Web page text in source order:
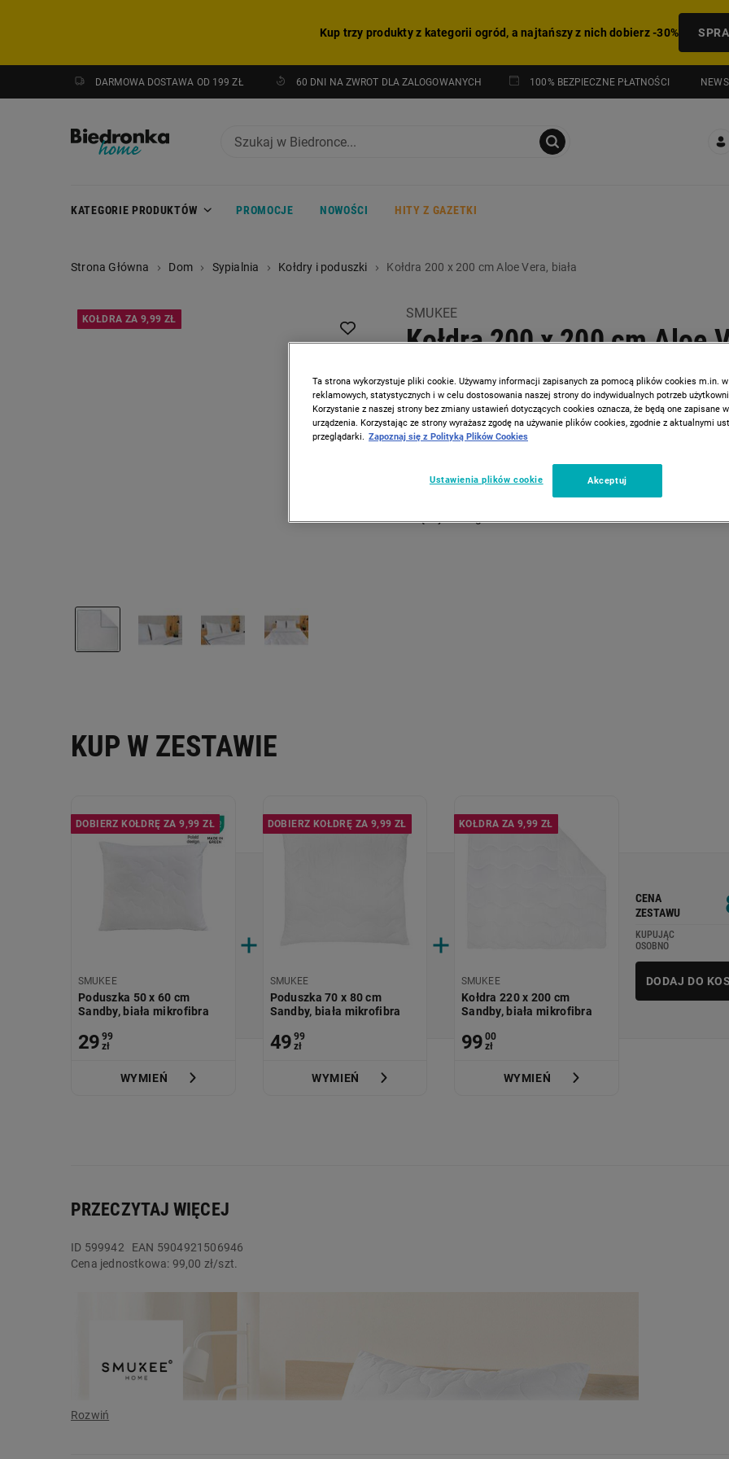
Kup trzy produkty z kategorii ogród, a najtańszy z nich dobierz -30%
DARMOWA DOSTAWA OD 199 ZŁ 60 DNI NA ZWROT DLA ZALOGOWANYCH 100% BEZPIECZNE PŁATNOŚCI
KATEGORIE PRODUKTÓW PROMOCJE NOWOŚCI HITY Z GAZETKI
Strona Główna Dom Sypialnia Kołdry i poduszki Kołdra 200 x 200 cm Aloe Vera, biała
KOŁDRA ZA 9,99 ZŁ SMUKEE
Kołdra 200 x 200 cm Aloe
biała
Kołdra Aloe Vera marki SMUKEE HOME będąca wyrobem
wymiarach 200 x 200 cm to propozycja, która sprawdzi się
KUP W ZESTAWIE
DOBIERZ KOŁDRĘ ZA 9,99 ZŁ
SMUKEE
Poduszka 50 x 60 cm
Sandby, biała mikrofibra
29 99
zł
WYMIEŃ
DOBIERZ KOŁDRĘ ZA 9,99 ZŁ
SMUKEE
Poduszka 70 x 80 cm
Sandby, biała mikrofibra
49 99
zł
WYMIEŃ
KOŁDRA ZA 9,99 ZŁ
SMUKEE
Kołdra 220 x 200 cm
Sandby, biała mikrofibra
99 00
zł
WYMIEŃ
CENA
ZESTAWU
KUPUJĄC
OSOBNO
DODAJ DO
PRZECZYTAJ WIĘCEJ
ID 599942
EAN 5904921506946
Cena jednostkowa: 99,00 zł/szt.
Ta strona wykorzystuje pliki cookie. Używamy informacji zapisanych za pomocą plików cookies m.in.
reklamowych, statystycznych i w celu dostosowania naszej strony do indywidualnych potrzeb
Korzystanie z naszej strony bez zmiany ustawień dotyczących cookies oznacza, że będą one zapisane
urządzenia. Korzystając ze strony wyrażasz zgodę na używanie plików cookies, zgodnie z aktualnymi
przeglądarki. Zapoznaj się z Polityką Plików Cookies
Ustawienia plików cookie Akceptuj